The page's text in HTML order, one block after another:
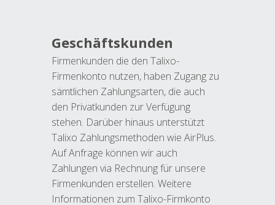
Geschäftskunden
Firmenkunden die den Talixo-
Firmenkonto nutzen, haben Zugang zu
sämtlichen Zahlungsarten, die auch
den Privatkunden zur Verfügung
stehen. Darüber hinaus unterstützt
Talixo Zahlungsmethoden wie AirPlus.
Auf Anfrage können wir auch
Zahlungen via Rechnung für unsere
Firmenkunden erstellen. Weitere
Informationen zum Talixo-Firmkonto